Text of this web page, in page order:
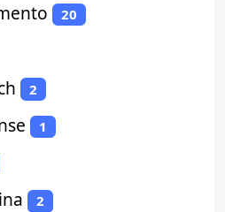
20
2
1
2